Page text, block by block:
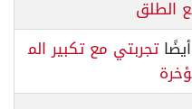
ع الطلق
أيضًاتجربتي مع تكبير الم
ؤخرة